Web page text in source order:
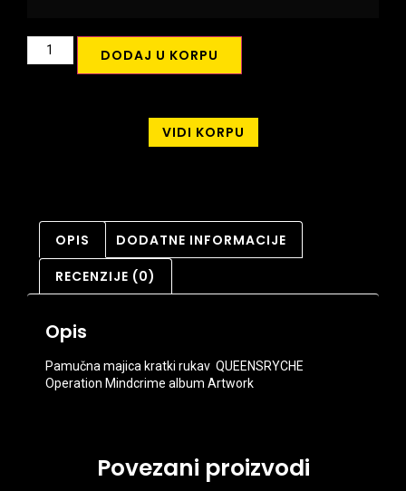
DODAJ U KORPU
VIDI KORPU
OPIS DODATNE INFORMACIJE
RECENZIJE (0)
Opis
Pamučna majica kratki rukav QUEENSRYCHE
Operation Mindcrime album Artwork
Povezani proizvodi